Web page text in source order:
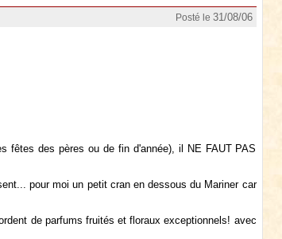
Posté le 31/08/06
fêtes des pères ou de fin d'année), il NE FAUT PAS
pour moi un petit cran en dessous du Mariner car
de parfums fruités et floraux exceptionnels! avec